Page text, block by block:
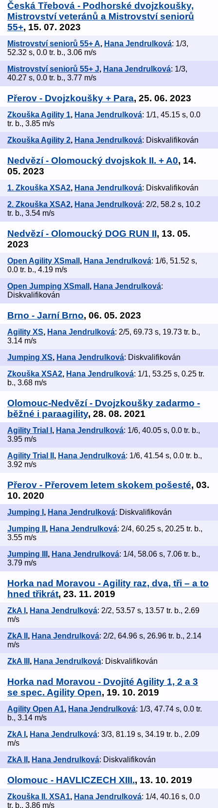
Česká Třebová - Podhorské dvojzkoušky,
Mistrovství veteránů a Mistrovství seniorů
55+, 15. 07. 2023
Mistrovství seniorů 55+ A, Hana Jendrulková: 1/3,
52.32 s, 0.0 tr. b., 3.06 m/s
Mistrovství seniorů 55+ J, Hana Jendrulková: 1/3,
40.27 s, 0.0 tr. b., 3.77 m/s
Přerov - Dvojzkoušky + Para, 25. 06. 2023
Zkouška Agility 1, Hana Jendrulková: 1/1, 45.15 s, 0.0
tr. b., 3.85 m/s
Zkouška Agility 2, Hana Jendrulková: Diskvalifikován
Nedvězí - Olomoucký dvojskok II. + A0, 14.
05. 2023
1. Zkouška XSA2, Hana Jendrulková: Diskvalifikován
2. Zkouška XSA2, Hana Jendrulková: 2/2, 58.2 s, 10.2
tr. b., 3.54 m/s
Nedvězí - Olomoucký DOG RUN II, 13. 05.
2023
Open Agility XSmall , Hana Jendrulková: 1/6, 51.52 s,
0.0 tr. b., 4.19 m/s
Open Jumping XSmall , Hana Jendrulková:
Diskvalifikován
Brno - Jarní Brno, 06. 05. 2023
Agility XS, Hana Jendrulková: 2/5, 69.73 s, 19.73 tr. b.,
3.14 m/s
Jumping XS, Hana Jendrulková: Diskvalifikován
Zkouška XSA2, Hana Jendrulková: 1/1, 53.25 s, 0.25 tr.
b., 3.68 m/s
Olomouc-Nedvězí - Dvojzkoušky zadarmo -
běžné i paraagility, 28. 08. 2021
Agility Trial I , Hana Jendrulková: 1/6, 40.05 s, 0.0 tr. b.,
3.95 m/s
Agility Trial II , Hana Jendrulková: 1/6, 41.54 s, 0.0 tr. b.,
3.92 m/s
Přerov - Přerovem letem skokem pošesté, 03.
10. 2020
Jumping I , Hana Jendrulková: Diskvalifikován
Jumping II , Hana Jendrulková: 2/4, 60.25 s, 20.25 tr. b.,
3.55 m/s
Jumping III , Hana Jendrulková: 1/4, 58.06 s, 7.06 tr. b.,
3.79 m/s
Horka nad Moravou - Agility raz, dva, tři – a to
hned třikrát, 23. 11. 2019
ZkA I , Hana Jendrulková: 2/2, 53.57 s, 13.57 tr. b., 2.69
m/s
ZkA II , Hana Jendrulková: 2/2, 64.96 s, 26.96 tr. b., 2.14
m/s
ZkA III , Hana Jendrulková: Diskvalifikován
Horka nad Moravou - Dvojité Agility 1, 2 a 3
se spec. Agility Open, 19. 10. 2019
Agility Open A1, Hana Jendrulková: 1/3, 47.74 s, 0.0 tr.
b., 3.14 m/s
ZkA I , Hana Jendrulková: 3/3, 81.19 s, 34.19 tr. b., 2.09
m/s
ZkA II , Hana Jendrulková: Diskvalifikován
Olomouc - HAVLICZECH XIII., 13. 10. 2019
Zkouška II. XSA1, Hana Jendrulková: 1/4, 40.16 s, 0.0
tr. b., 3.86 m/s